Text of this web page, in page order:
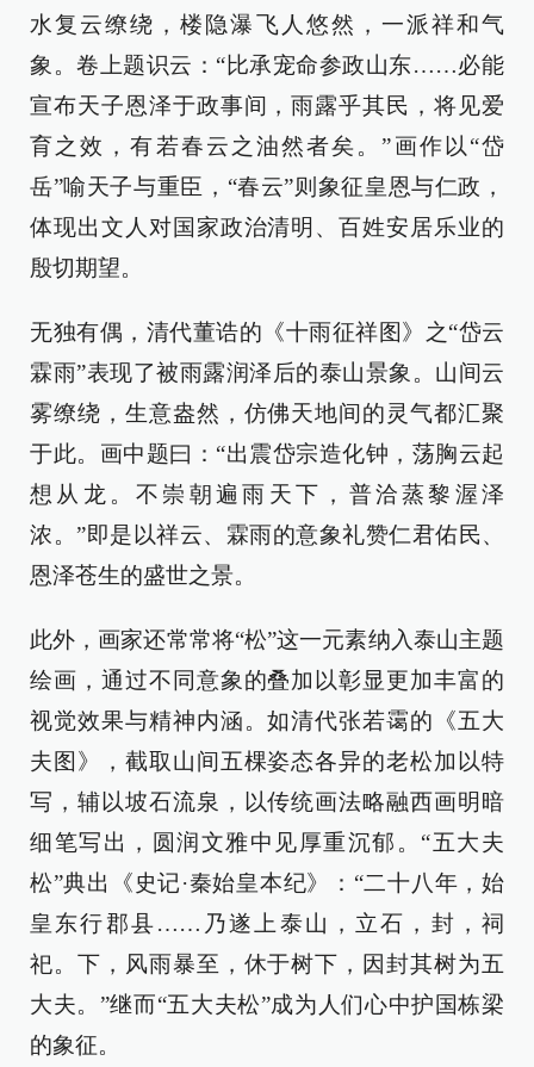
水复云缭绕，楼隐瀑飞人悠然，一派祥和气
象。卷上题识云：“比承宠命参政山东……必能
宣布天子恩泽于政事间，雨露乎其民，将见爱
育之效，有若春云之油然者矣。”画作以“岱
岳”喻天子与重臣，“春云”则象征皇恩与仁政，
体现出文人对国家政治清明、百姓安居乐业的
殷切期望。
无独有偶，清代董诰的《十雨征祥图》之“岱云
霖雨”表现了被雨露润泽后的泰山景象。山间云
雾缭绕，生意盎然，仿佛天地间的灵气都汇聚
于此。画中题曰：“出震岱宗造化钟，荡胸云起
想从龙。不崇朝遍雨天下，普洽蒸黎渥泽
浓。”即是以祥云、霖雨的意象礼赞仁君佑民、
恩泽苍生的盛世之景。
此外，画家还常常将“松”这一元素纳入泰山主题
绘画，通过不同意象的叠加以彰显更加丰富的
视觉效果与精神内涵。如清代张若霭的《五大
夫图》，截取山间五棵姿态各异的老松加以特
写，辅以坡石流泉，以传统画法略融西画明暗
细笔写出，圆润文雅中见厚重沉郁。“五大夫
松”典出《史记·秦始皇本纪》：“二十八年，始
皇东行郡县……乃遂上泰山，立石，封，祠
祀。下，风雨暴至，休于树下，因封其树为五
大夫。”继而“五大夫松”成为人们心中护国栋梁
的象征。